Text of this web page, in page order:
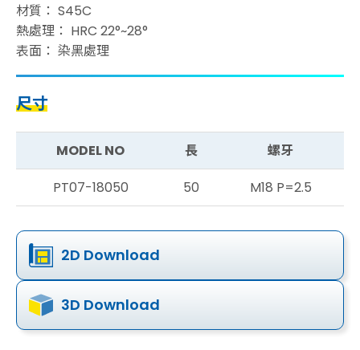
材質： S45C
熱處理： HRC 22°~28°
表面： 染黑處理
尺寸
MODEL NO 長
螺牙
PT07-18050
50 M18 P=2.5
2D Download
3D Download